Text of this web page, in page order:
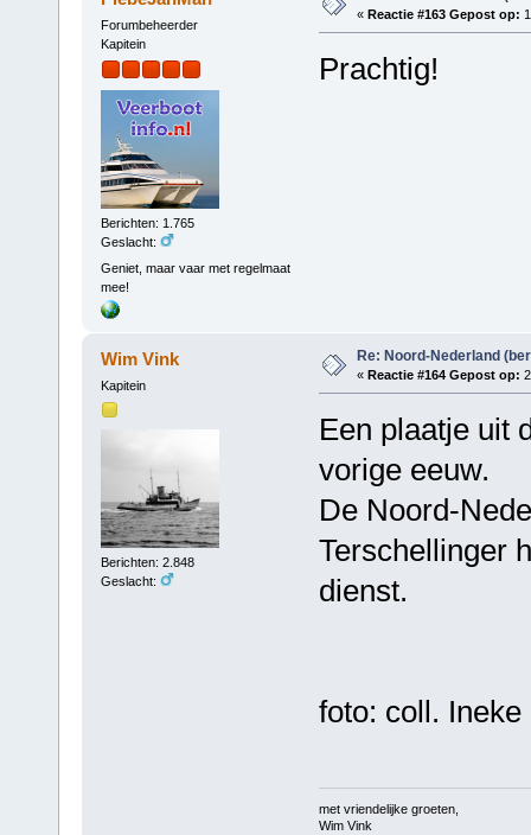
Forumbeheerder
Kapitein
Berichten: 1.765
Geslacht:
Geniet, maar vaar met regelmaat
mee!
« Reactie #163 Gepost op:
Prachtig!
Wim Vink
Kapitein
Berichten: 2.848
Geslacht:
Re: Noord-Nederland
« Reactie #164 Gepost op:
Een plaatje uit
vorige eeuw.
De Noord-
Terschellinger
dienst.
foto: coll. Ineke
met vriendelijke groeten,
Wim Vink